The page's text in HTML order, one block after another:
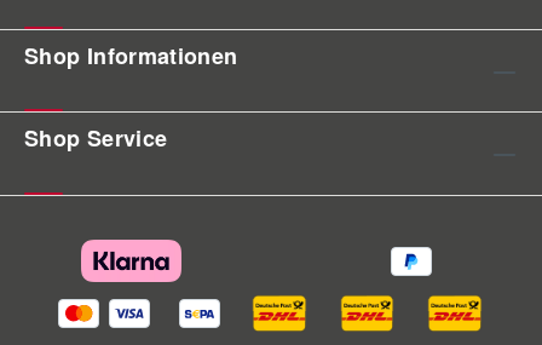
Shop Informationen
Shop Service